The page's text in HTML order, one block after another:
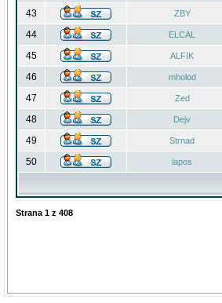
43 ZBY
44 ELCAL
45 ALFIK
46 mholod
47 Zed
48 Dejv
49 Strnad
50 lapos
Strana 1 z 408